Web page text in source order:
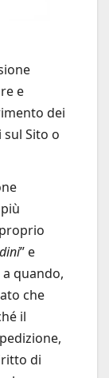
e
dei
Sito o
” e
quando,
che
il
di